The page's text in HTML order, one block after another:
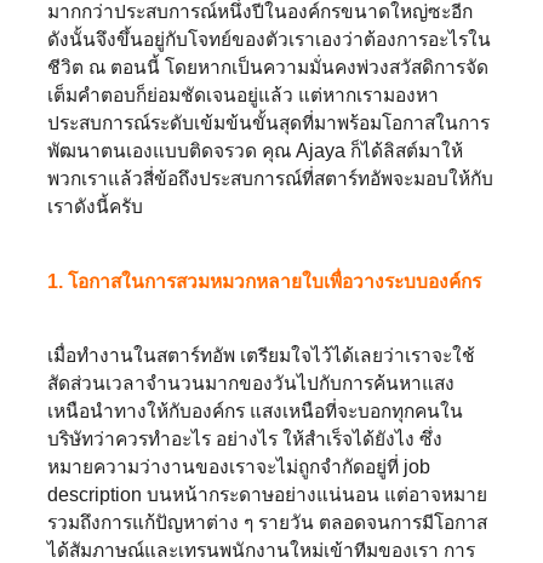
มากกว่าประสบการณ์หนึ่งปีในองค์กรขนาดใหญ่ซะอีก
ดังนั้นจึงขึ้นอยู่กับโจทย์ของตัวเราเองว่าต้องการอะไรใน
ชีวิต ณ ตอนนี้ โดยหากเป็นความมั่นคงพ่วงสวัสดิการจัด
เต็มคำตอบก็ย่อมชัดเจนอยู่แล้ว แต่หากเรามองหา
ประสบการณ์ระดับเข้มข้นขั้นสุดที่มาพร้อมโอกาสในการ
พัฒนาตนเองแบบติดจรวด คุณ Ajaya ก็ได้ลิสต์มาให้
พวกเราแล้วสี่ข้อถึงประสบการณ์ที่สตาร์ทอัพจะมอบให้กับ
เราดังนี้ครับ
1. โอกาสในการสวมหมวกหลายใบเพื่อวางระบบองค์กร
เมื่อทำงานในสตาร์ทอัพ เตรียมใจไว้ได้เลยว่าเราจะใช้
สัดส่วนเวลาจำนวนมากของวันไปกับการค้นหาแสง
เหนือนำทางให้กับองค์กร แสงเหนือที่จะบอกทุกคนใน
บริษัทว่าควรทำอะไร อย่างไร ให้สำเร็จได้ยังไง ซึ่ง
หมายความว่างานของเราจะไม่ถูกจำกัดอยู่ที่ job
description บนหน้ากระดาษอย่างแน่นอน แต่อาจหมาย
รวมถึงการแก้ปัญหาต่าง ๆ รายวัน ตลอดจนการมีโอกาส
ได้สัมภาษณ์และเทรนพนักงานใหม่เข้าทีมของเรา การ